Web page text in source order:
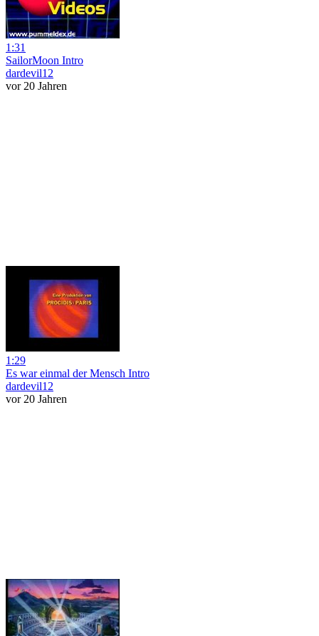
1:31
SailorMoon Intro
dardevil12
vor 20 Jahren
1:29
Es war einmal der Mensch Intro
dardevil12
vor 20 Jahren